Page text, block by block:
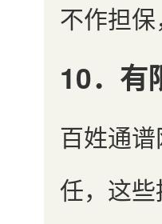
不作担
10．有
百姓通
任，这